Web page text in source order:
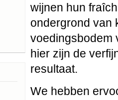
wijnen hun
ondergrond van
voedingsbodem
hier zijn de
resultaat.
We hebben